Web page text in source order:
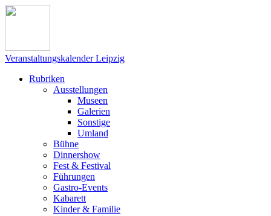
Veranstaltungskalender Leipzig
Rubriken
Ausstellungen
Museen
Galerien
Sonstige
Umland
Bühne
Dinnershow
Fest & Festival
Führungen
Gastro-Events
Kabarett
Kinder & Familie